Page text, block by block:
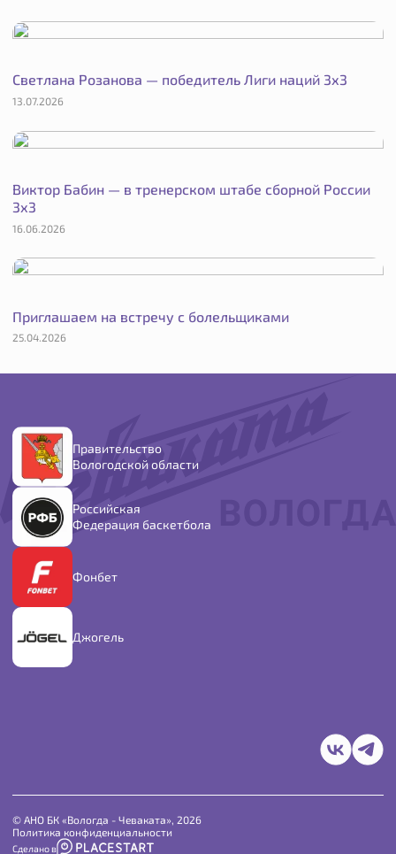
Светлана Розанова — победитель Лиги наций 3х3
13.07.2026
Виктор Бабин — в тренерском штабе сборной России
3х3
16.06.2026
Приглашаем на встречу с болельщиками
25.04.2026
Правительство
Вологодской области
Российская
Федерация баскетбола
Фонбет
Джогель
© АНО БК «Вологда - Чеваката», 2026
Политика конфиденциальности
Сделано в